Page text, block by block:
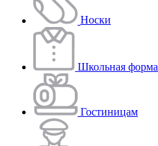
Носки
Школьная форма
Гостиницам